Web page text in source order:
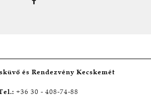
és Rendezvény Kecskemét
+36 30 - 408-74-88